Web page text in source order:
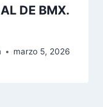
DE BMX.
marzo 5, 2026